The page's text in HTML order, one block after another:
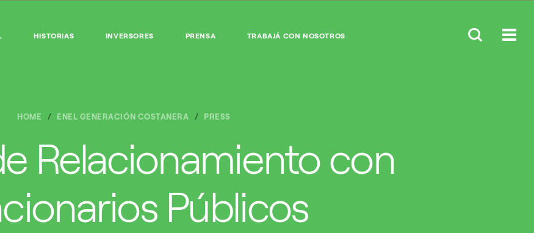
HISTORIAS INVERSORES PRENSA TRABAJÁ CON NOSOTROS
HOME ENEL GENERACIÓN COSTANERA PRESS
Relacionamiento con
Públicos